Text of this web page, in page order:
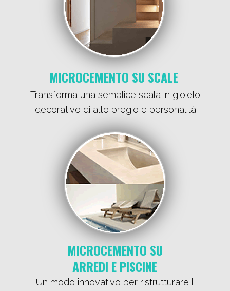
MICROCEMENTO SU SCALE
Transforma una semplice scala in gioielo
decorativo di alto pregio e personalità
MICROCEMENTO SU
ARREDI E PISCINE
Un modo innovativo per ristrutturare l’